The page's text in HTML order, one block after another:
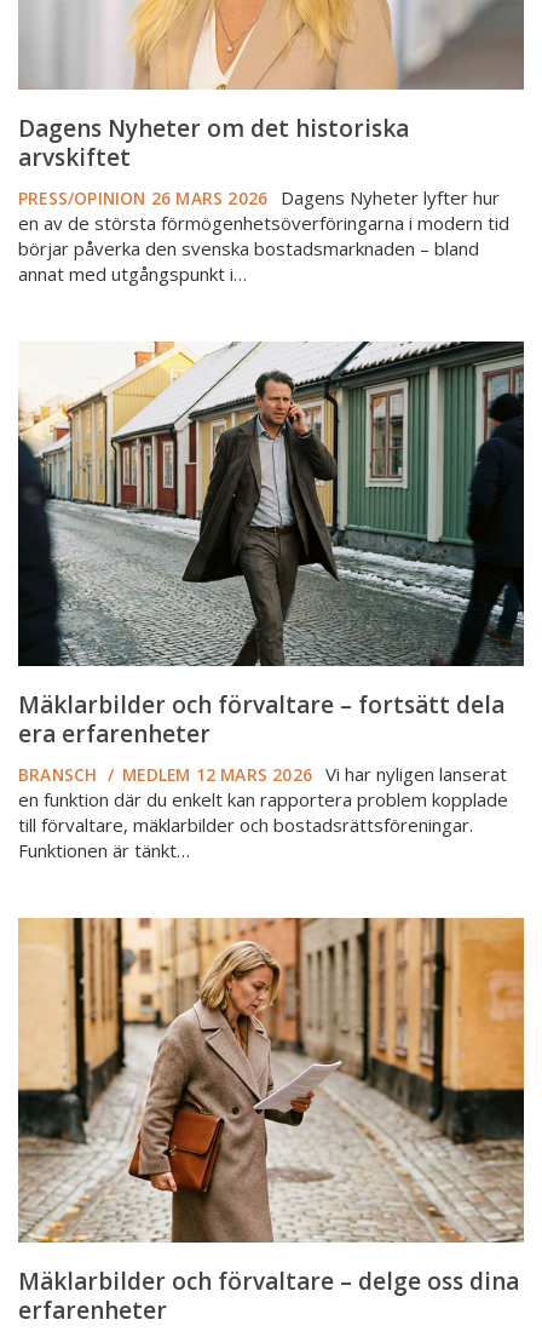
Dagens Nyheter om det historiska
arvskiftet
PRESS/OPINION 26 MARS 2026
Dagens Nyheter lyfter hur
en av de största förmögenhetsöverföringarna i modern tid
börjar påverka den svenska bostadsmarknaden – bland
annat med utgångspunkt i…
förvaltare
fortsätt
dela
erfarenheter
Mäklarbilder och förvaltare – fortsätt dela
era erfarenheter
BRANSCH / MEDLEM 12 MARS 2026 Vi har nyligen lanserat
en funktion där du enkelt kan rapportera problem kopplade
till förvaltare, mäklarbilder och bostadsrättsföreningar.
Funktionen är tänkt…
Mäklarbilder
och
förvaltare
oss
dina
erfarenheter
Mäklarbilder och förvaltare – delge oss dina
erfarenheter